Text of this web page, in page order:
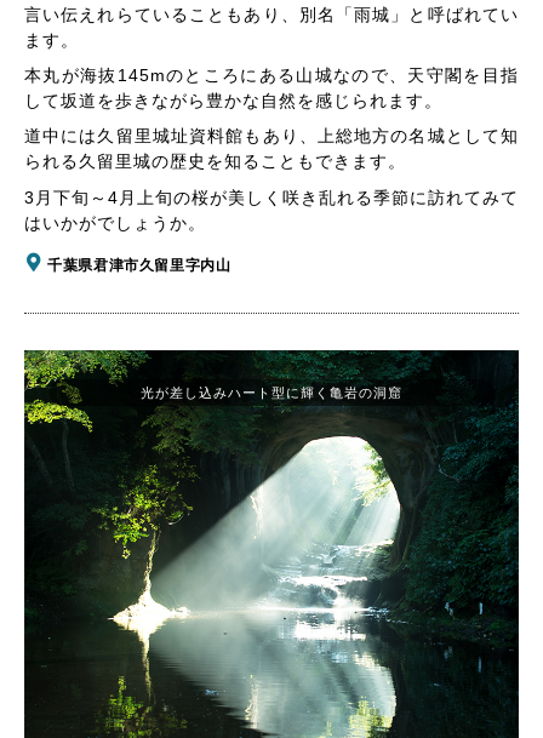
言い伝えれらていることもあり、別名「雨城」と呼ばれてい
ます。
本丸が海抜145mのところにある山城なので、天守閣を目指
して坂道を歩きながら豊かな自然を感じられます。
道中には久留里城址資料館もあり、上総地方の名城として知
られる久留里城の歴史を知ることもできます。
3月下旬～4月上旬の桜が美しく咲き乱れる季節に訪れてみて
はいかがでしょうか。
千葉県君津市久留里字内山
光が差し込みハート型に輝く亀岩の洞窟